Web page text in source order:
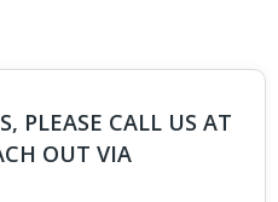
PLEASE CALL US AT
OUT VIA